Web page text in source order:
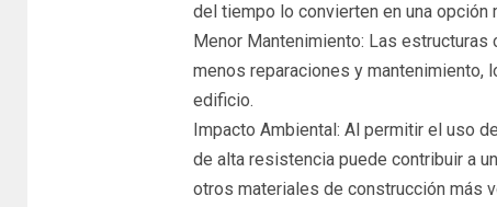
del tiempo lo convierten en una opción
Menor Mantenimiento: Las
menos reparaciones y mantenimiento,
edificio.
Impacto Ambiental: Al permitir el uso
de alta resistencia puede contribuir a
otros materiales de construcción más